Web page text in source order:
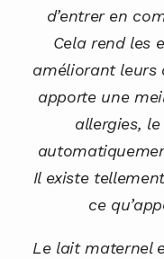
d’entrer en
Cela rend les
améliorant leurs
apporte une
allergies,
Il existe
ce
Le lait maternel